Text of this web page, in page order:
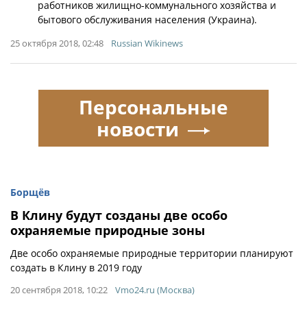
работников жилищно-коммунального хозяйства и
бытового обслуживания населения (Украина).
25 октября 2018, 02:48 Russian Wikinews
Борщёв
В Клину будут созданы две особо
охраняемые природные зоны
Две особо охраняемые природные территории планируют
создать в Клину в 2019 году
20 сентября 2018, 10:22 Vmo24.ru (Москва)
Персональные
новости